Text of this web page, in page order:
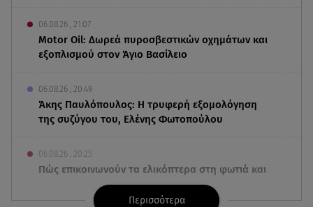
06.08.26 , 21:07
Motor Oil: Δωρεά πυροσβεστικών οχημάτων και
εξοπλισμού στον Άγιο Βασίλειο
06.08.26 , 20:49
Άκης Παυλόπουλος: Η τρυφερή εξομολόγηση
της συζύγου του, Ελένης Φωτοπούλου
06.08.26 , 20:25
Πώς επικοινωνούν τα ελικόπτερα στη φωτιά και
ο ρόλος του «συνδέσμου»
Περισσότερα